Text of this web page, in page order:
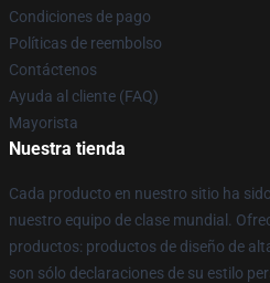
Condiciones de pago
Políticas de reembolso
Contáctenos
Ayuda al cliente (FAQ)
Mayorista
Nuestra tienda
Cada producto en nuestro sitio ha
nuestro equipo de clase mundial.
productos: productos de diseño de
son sólo declaraciones de su estilo